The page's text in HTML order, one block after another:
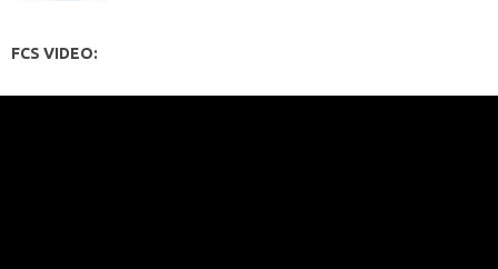
FCS VIDEO: